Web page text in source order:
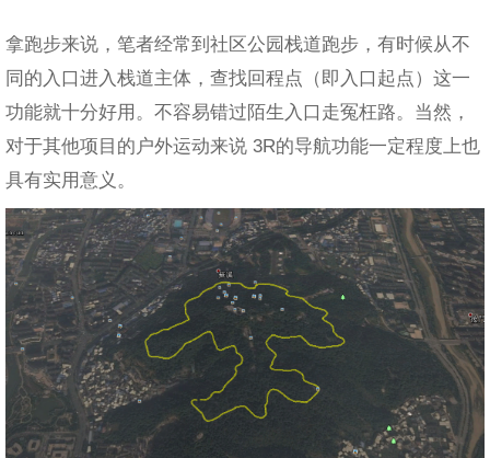
拿跑步来说，笔者经常到社区公园栈道跑步，有时候从不
同的入口进入栈道主体，查找回程点（即入口起点）这一
功能就十分好用。不容易错过陌生入口走冤枉路。当然，
对于其他项目的户外运动来说 3R的导航功能一定程度上也
具有实用意义。